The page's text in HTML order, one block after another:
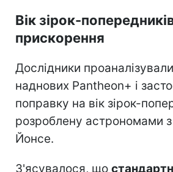
Вік зірок-
прискорення
Дослідники
наднових Pantheon+ і
поправку на вік зірок-
розроблену астрономами з
Йонсе.
З'ясувалося, що